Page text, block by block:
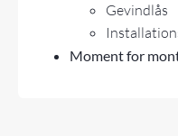
Gevindlås
Moment for